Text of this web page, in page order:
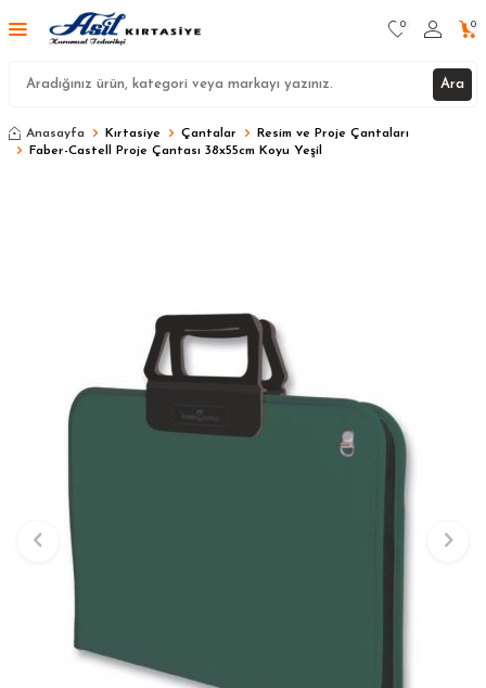
Ara
0 0
Anasayfa Kırtasiye Çantalar
Resim ve Proje Çantaları
Faber-Castell Proje Çantası 38x55cm Koyu Yeşil